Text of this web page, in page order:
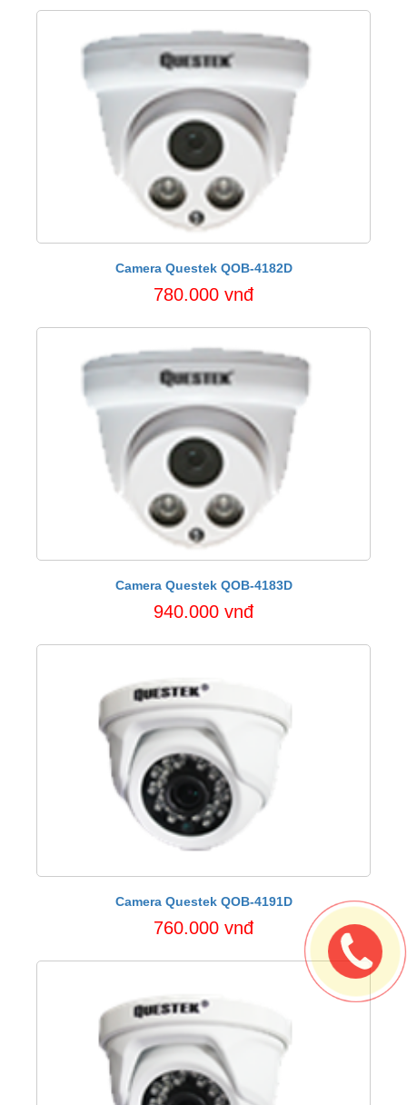
Camera Questek QOB-4182D
780.000 vnđ
Camera Questek QOB-4183D
940.000 vnđ
Camera Questek QOB-4191D
760.000 vnđ